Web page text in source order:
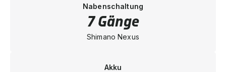
Nabenschaltung
7 Gänge
Shimano Nexus
Akku